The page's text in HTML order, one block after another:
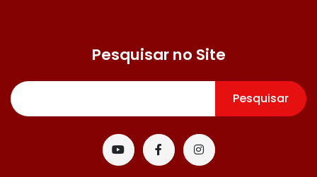
Pesquisar no Site
Pesquisar